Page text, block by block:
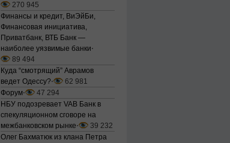
270 945
Финансы и кредит, ВиЭйБи,
Финансовая инициатива,
Приватбанк, ВТБ Банк —
наиболее уязвимые банки⋅
89 494
Куда “смотрящий” Аврамов
ведет Одессу?⋅
62 981
Форум⋅
47 294
НБУ подозревает VAB Банк в
спекуляционном сговоре на
межбанковском рынке⋅
39 232
Олег Бахматюк из клана Петра